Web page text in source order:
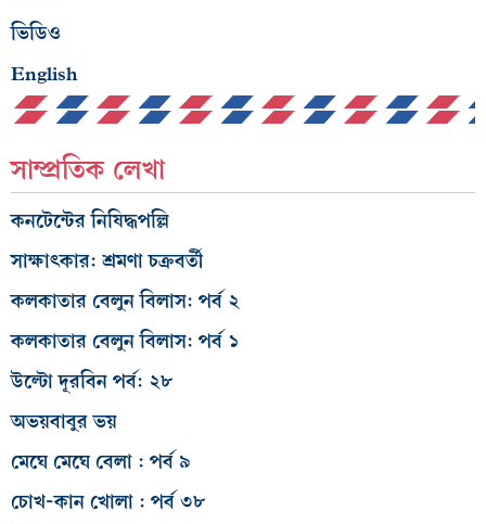
ভিডিও
English
সাম্প্রতিক লেখা
কনটেন্টের নিষিদ্ধপল্লি
সাক্ষাৎকার: শ্রমণা চক্রবর্তী
কলকাতার বেলুন বিলাস: পর্ব ২
কলকাতার বেলুন বিলাস: পর্ব ১
উল্টো দূরবিন পর্ব: ২৮
অভয়বাবুর ভয়
মেঘে মেঘে বেলা : পর্ব ৯
চোখ-কান খোলা : পর্ব ৩৮